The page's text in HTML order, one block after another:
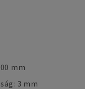
mm
3 mm